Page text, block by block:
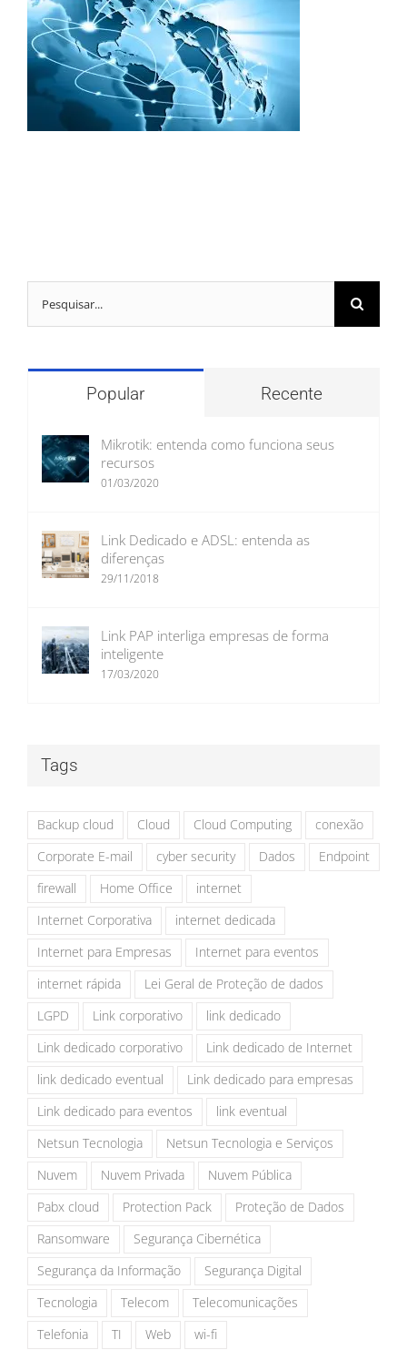
Popular Recente
Mikrotik: entenda como funciona seus
recursos
01/03/2020
Link Dedicado e ADSL: entenda as
diferenças
29/11/2018
Link PAP interliga empresas de forma
inteligente
17/03/2020
Tags
Backup cloud Cloud Cloud Computing
conexão
Corporate E-mail
cyber security Dados
Endpoint
firewall
Home Office
internet
Internet Corporativa
internet dedicada
Internet para Empresas
Internet para eventos
internet rápida
Lei Geral de Proteção de dados
LGPD
Link corporativo
link dedicado
Link dedicado corporativo
Link dedicado de Internet
link dedicado eventual
Link dedicado para empresas
Link dedicado para eventos
link eventual
Netsun Tecnologia
Netsun Tecnologia e Serviços
Nuvem
Nuvem Privada
Nuvem Pública
Pabx cloud
Protection Pack
Proteção de Dados
Ransomware
Segurança Cibernética
Segurança da Informação
Segurança Digital
Tecnologia
Telecom
Telecomunicações
Telefonia
TI Web wi-fi